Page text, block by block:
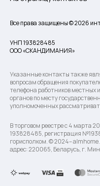
Все права защищены © 2026
УНП 193828485
ООО «СКАНДИМАНИЯ»
Указанные контакты также
вопросам обращения
телефона работников местных
органов по месту
уполномоченных
В торговом реестре с 4 марта
193828485, регистрация
горисполком. © 2024–
адрес: 220065, Беларусь, г.